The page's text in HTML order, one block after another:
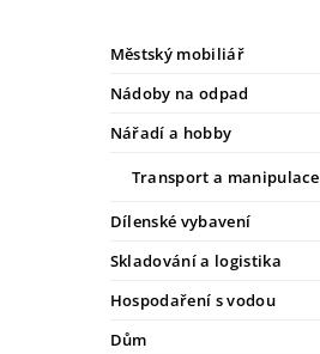
Městský mobiliář
Nádoby na odpad
Nářadí a hobby
Transport a manipulace
Dílenské vybavení
Skladování a logistika
Hospodaření s vodou
Dům